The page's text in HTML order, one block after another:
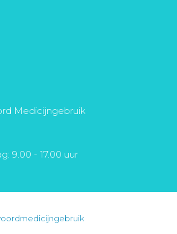
Medicijngebruik
9.00 - 17.00 uur